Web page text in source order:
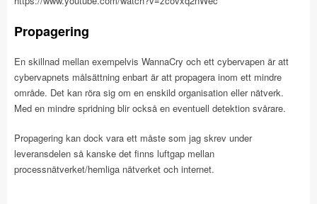
Propagering
En skillnad mellan exempelvis WannaCry och ett cybervapen är att
cybervapnets målsättning enbart är att propagera inom ett mindre
område. Det kan röra sig om en enskild organisation eller nätverk.
Med en mindre spridning blir också en eventuell detektion svårare.
Propagering kan dock vara ett måste som jag skrev under
leveransdelen så kanske det finns luftgap mellan
processnätverket/hemliga nätverket och internet.